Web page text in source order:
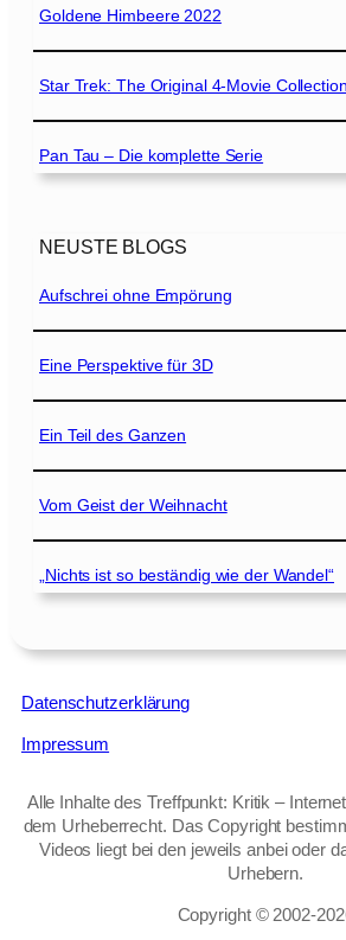
Goldene Himbeere 2022
Star Trek: The Original 4-Movie Collection
Pan Tau – Die komplette Serie
NEUSTE BLOGS
Aufschrei ohne Empörung
Eine Perspektive für 3D
Ein Teil des Ganzen
Vom Geist der Weihnacht
„Nichts ist so beständig wie der Wandel“
Datenschutzerklärung
Impressum
Alle Inhalte des Treffpunkt: Kritik –
dem Urheberrecht. Das Copyright
Videos liegt bei den jeweils anbei oder
Urhebern.
Copyright ©